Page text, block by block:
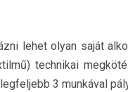
lehet olyan saját
technikai
3 munkával